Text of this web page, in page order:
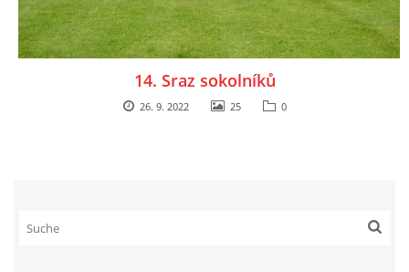
14. Sraz sokolníků
26. 9. 2022 25 0